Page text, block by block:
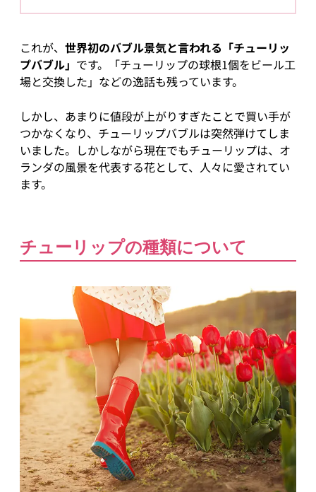
これが、 世界初のバブル景気と言われる「チューリッ
プバブル」 です。「チューリップの球根1個をビール工
場と交換した」などの逸話も残っています。
しかし、あまりに値段が上がりすぎたことで買い手が
つかなくなり、チューリップバブルは突然弾けてしま
いました。しかしながら現在でもチューリップは、オ
ランダの風景を代表する花として、人々に愛されてい
ます。
チューリップの種類について